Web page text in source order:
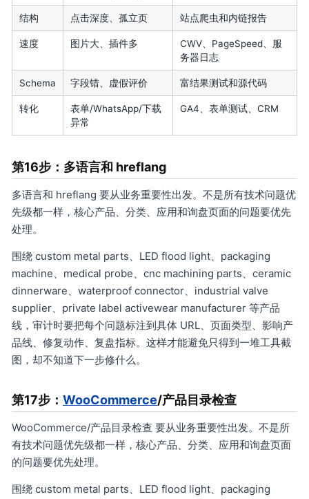
结构 点击深度、孤立页 站点爬虫和内链报告
速度 图片大、插件多
CWV、PageSpeed、服
务器日志
Schema 字段错、虚假评价 富结果测试和源代码
转化
表单/WhatsApp/下载
异常
GA4、表单测试、CRM
第16步：多语言和 hreflang
多语言和 hreflang 要从业务重要性出发。不是所有技术问题优
先级都一样，核心产品、分类、应用和询盘页面的问题要优先
处理。
围绕 custom metal parts、LED flood light、packaging
machine、medical probe、cnc machining parts、ceramic
dinnerware、waterproof connector、industrial valve
supplier、private label activewear manufacturer 等产品
线，审计时要把每个问题标注到具体 URL、页面类型、影响产
品线、修复动作、复盘指标。这样才能避免只得到一堆工具截
图，却不知道下一步修什么。
第17步： WooCommerce/产品目录检查
WooCommerce/产品目录检查 要从业务重要性出发。不是所
有技术问题优先级都一样，核心产品、分类、应用和询盘页面
的问题要优先处理。
围绕 custom metal parts、LED flood light、packaging